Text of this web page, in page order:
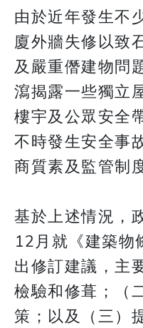
由於近年發生不
廈外牆失修以致
及嚴重僭建物問
瀉揭露一些獨立
樓宇及公眾安全
不時發生安全事
商質素及監管制
基於上述情況，
12月就《建築物
出修訂建議，主
檢驗和修葺；（
策；以及（三）